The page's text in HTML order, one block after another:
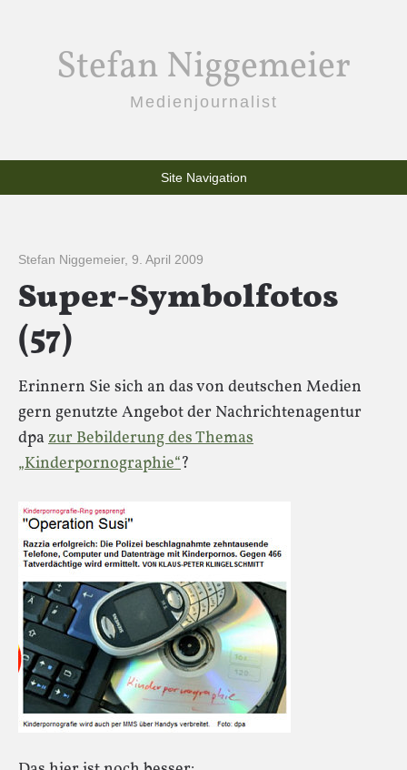
Stefan Niggemeier
Medienjournalist
Site Navigation
Stefan Niggemeier, 9. April 2009
Super-Symbolfotos
(57)
Erinnern Sie sich an das von deutschen Medien
gern genutzte Angebot der Nachrichtenagentur
dpazur Bebilderung des Themas
„Kinderpornographie“?